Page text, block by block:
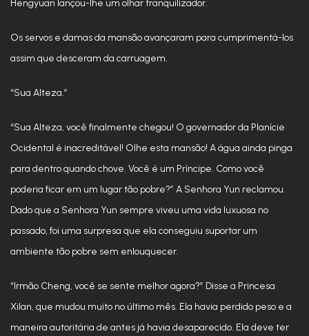
Hengyuan lançou-lhe um olhar tranquilizador.
Os servos e damas da mansão avançaram para cumprimentá-los
assim que desceram da carruagem.
“Sua Alteza.”
“Sua Alteza, você finalmente chegou! O governador da Planície
Ocidental é inacreditável! Olhe esta mansão! A água ainda pinga
para dentro quando chove. Você é um Príncipe. Como você
poderia ficar em um lugar tão pobre?” A Senhora Yun reclamou.
Dado que a Senhora Yun sempre viveu uma vida luxuosa no
passado, foi uma surpresa que ela conseguiu suportar um
ambiente tão pobre sem enlouquecer.
“Irmão Cheng, você se sente melhor agora?” Disse a Princesa
Xilan, que mudou muito no último mês. Ela havia perdido peso e a
maneira autoritária de antes já havia desaparecido. Ela deve ter